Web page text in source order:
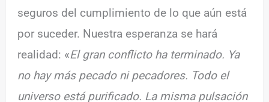
seguros del cumplimiento de lo que aún está
por suceder. Nuestra esperanza se hará
realidad: «El gran conflicto ha terminado. Ya
no hay más pecado ni pecadores. Todo el
universo está purificado. La misma pulsación